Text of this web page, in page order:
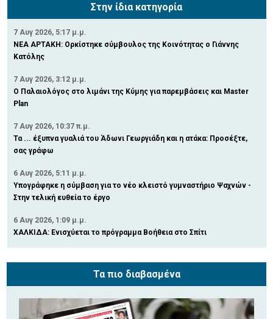
Στην ίδια κατηγορία
7 Αυγ 2026, 5:17 μ.μ.
ΝΕΑ ΑΡΤΑΚΗ: Ορκίστηκε σύμβουλος της Κοινότητας ο Γιάννης
Κατόλης
7 Αυγ 2026, 3:12 μ.μ.
Ο Παλαιολόγος στο λιμάνι της Κύμης για παρεμβάσεις και Master
Plan
7 Αυγ 2026, 10:37 π.μ.
Τα ... έξυπνα γυαλιά του Άδωνι Γεωργιάδη και η ατάκα: Προσέξτε,
σας γράφω
6 Αυγ 2026, 5:11 μ.μ.
Υπογράφηκε η σύμβαση για το νέο κλειστό γυμναστήριο Ψαχνών -
Στην τελική ευθεία το έργο
6 Αυγ 2026, 1:09 μ.μ.
ΧΑΛΚΙΔΑ: Ενισχύεται το πρόγραμμα Βοήθεια στο Σπίτι
Τα πιο διαβασμένα